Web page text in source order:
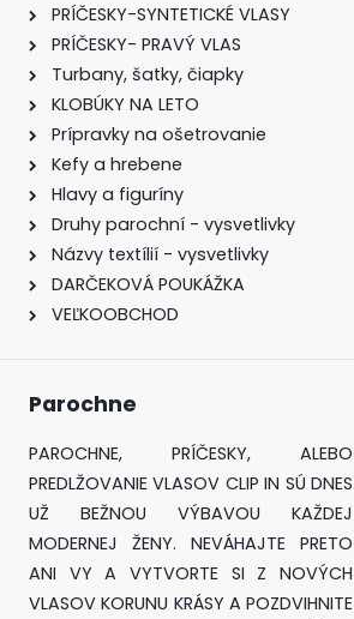
PRÍČESKY-SYNTETICKÉ VLASY
PRÍČESKY- PRAVÝ VLAS
Turbany, šatky, čiapky
KLOBÚKY NA LETO
Prípravky na ošetrovanie
Kefy a hrebene
Hlavy a figuríny
Druhy parochní - vysvetlivky
Názvy textílií - vysvetlivky
DARČEKOVÁ POUKÁŽKA
VEĽKOOBCHOD
Parochne
PAROCHNE, PRÍČESKY, ALEBO
PREDLŽOVANIE VLASOV CLIP IN SÚ DNES
UŽ BEŽNOU VÝBAVOU KAŽDEJ
MODERNEJ ŽENY. NEVÁHAJTE PRETO
ANI VY A VYTVORTE SI Z NOVÝCH
VLASOV KORUNU KRÁSY A POZDVIHNITE